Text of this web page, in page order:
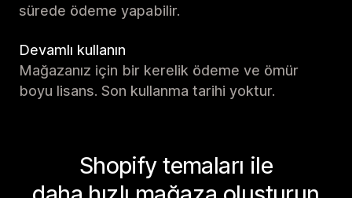
sürede ödeme yapabilir.
Devamlı kullanın
Mağazanız için bir kerelik ödeme ve ömür
boyu lisans. Son kullanma tarihi yoktur.
Shopify temaları ile